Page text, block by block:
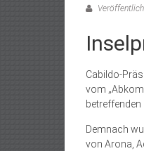
Cabildo-
vom
Demnach
von Arona,